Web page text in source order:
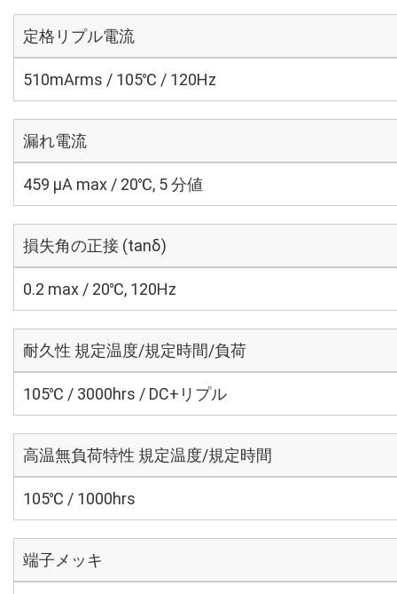
定格リプル電流
510mArms / 105℃ / 120Hz
漏れ電流
459 μA max / 20℃, 5 分値
損失角の正接 (tanδ)
0.2 max / 20℃, 120Hz
耐久性 規定温度/規定時間/負荷
105℃ / 3000hrs / DC+リプル
高温無負荷特性 規定温度/規定時間
105℃ / 1000hrs
端子メッキ